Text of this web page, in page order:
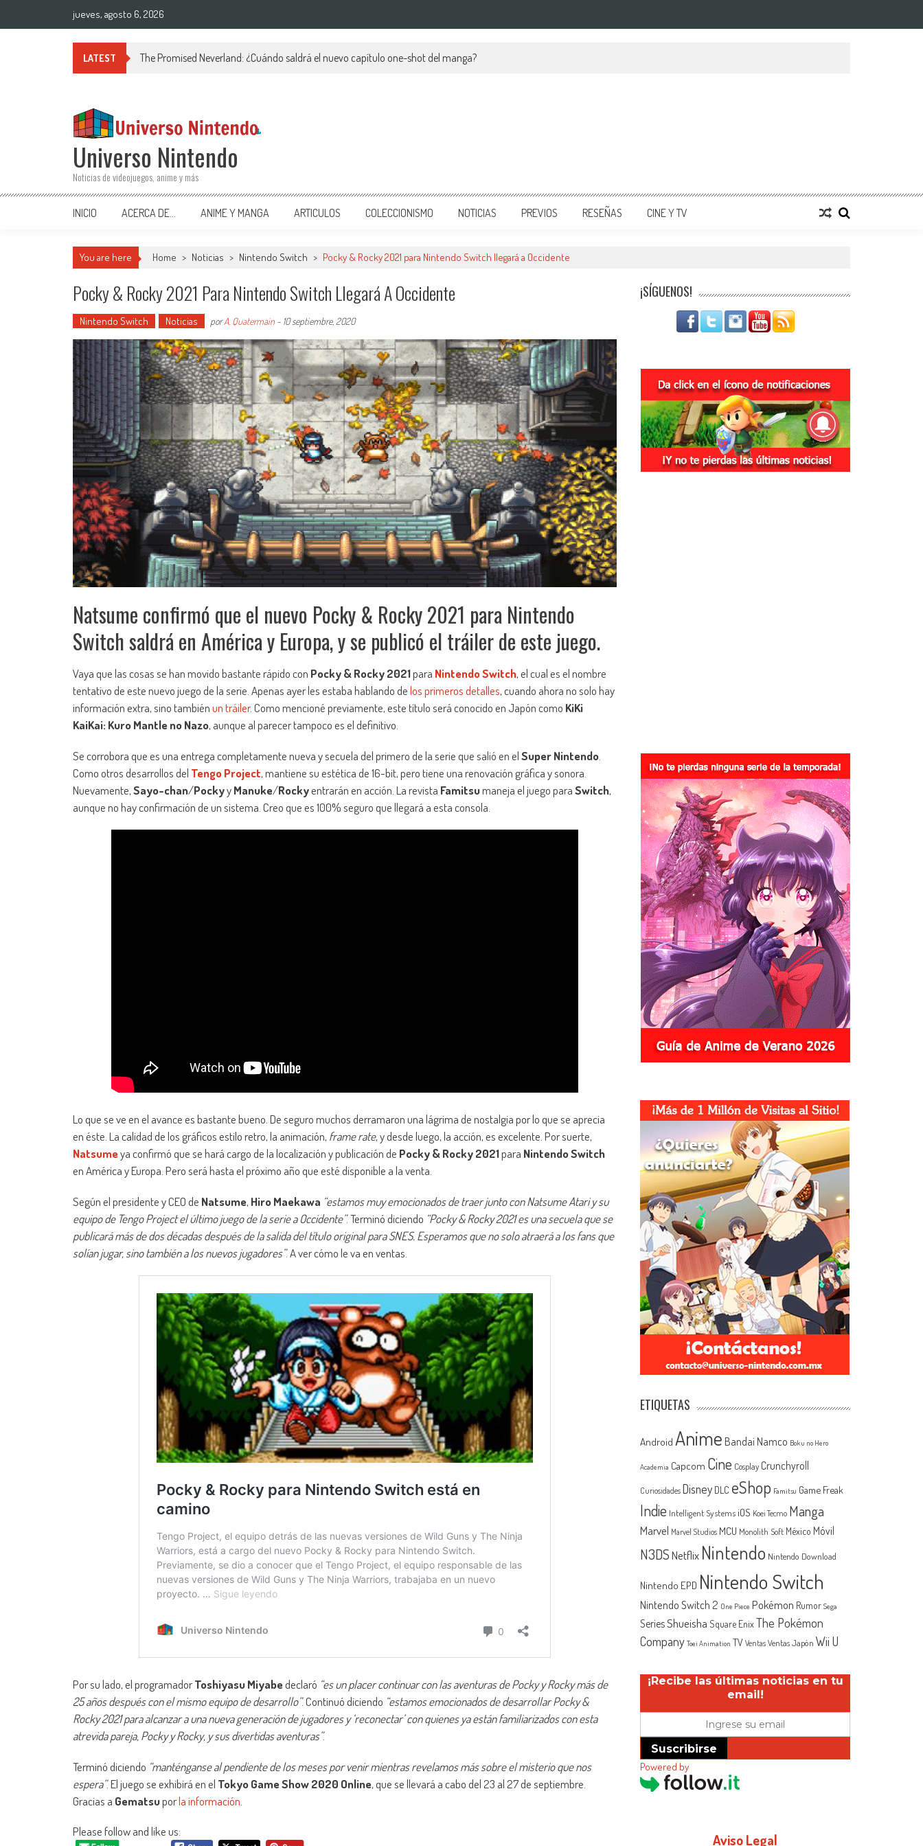
jueves, agosto 6, 2026
LATEST The Promised Neverland: ¿Cuándo saldrá el nuevo capítulo one-shot del manga?
Universo Nintendo
Noticias de videojuegos, anime y más
INICIO ACERCA DE… ANIME Y MANGA ARTICULOS COLECCIONISMO NOTICIAS PREVIOS RESEÑAS CINE Y TV
You are here Home > Noticias > Nintendo Switch > Pocky & Rocky 2021 para Nintendo Switch llegará a Occidente
Pocky & Rocky 2021 Para Nintendo Switch Llegará A Occidente
Nintendo Switch Noticias porA. Quatermain - 10 septiembre, 2020
Natsume confirmó que el nuevo Pocky & Rocky 2021 para Nintendo
Switch saldrá en América y Europa, y se publicó el tráiler de este juego.
Vaya que las cosas se han movido bastante rápido con Pocky & Rocky 2021para Nintendo Switch, el cual es el nombre
tentativo de este nuevo juego de la serie. Apenas ayer les estaba hablando delos primeros detalles, cuando ahora no solo hay
información extra, sino tambiénun tráiler. Como mencioné previamente, este título será conocido en Japón como KiKi
KaiKai: Kuro Mantle no Nazo, aunque al parecer tampoco es el definitivo.
Se corrobora que es una entrega completamente nueva y secuela del primero de la serie que salió en elSuper Nintendo.
Como otros desarrollos del Tengo Project, mantiene su estética de 16-bit, pero tiene una renovación gráfica y sonora.
Nuevamente,Sayo-chan/PockyyManuke/Rockyentrarán en acción. La revista Famitsumaneja el juego paraSwitch,
aunque no hay confirmación de un sistema. Creo que es 100% seguro que llegará a esta consola.
Lo que se ve en el avance es bastante bueno. De seguro muchos derramaron una lágrima de nostalgia por lo que se aprecia
en éste. La calidad de los gráficos estilo retro, la animación, frame rate, y desde luego, la acción, es excelente. Por suerte,
Natsumeya confirmó que se hará cargo de la localización y publicación de Pocky & Rocky 2021para Nintendo Switch
en América y Europa. Pero será hasta el próximo año que esté disponible a la venta.
Según el presidente y CEO de Natsume, Hiro Maekawa “estamos muy emocionados de traer junto con Natsume Atari y su
equipo de Tengo Project el último juego de la serie a Occidente”. Terminó diciendo “Pocky & Rocky 2021 es una secuela que se
publicará más de dos décadas después de la salida del título original para SNES. Esperamos que no solo atraerá a los fans que
solían jugar, sino también a los nuevos jugadores”. A ver cómo le va en ventas.
Por su lado, el programadorToshiyasu Miyabedeclaró “es un placer continuar con las aventuras de Pocky y Rocky más de
25 años después con el mismo equipo de desarrollo”. Continuó diciendo “estamos emocionados de desarrollar Pocky &
Rocky 2021 para alcanzar a una nueva generación de jugadores y ‘reconectar’ con quienes ya están familiarizados con esta
atrevida pareja, Pocky y Rocky, y sus divertidas aventuras”.
Terminó diciendo “manténganse al pendiente de los meses por venir mientras revelamos más sobre el misterio que nos
espera”. El juego se exhibirá en el Tokyo Game Show 2020 Online, que se llevará a cabo del 23 al 27 de septiembre.
Gracias a Gematsuporla información.
Please follow and like us:
¡SÍGUENOS!
ETIQUETAS
Android Anime Bandai Namco Boku no Hero
Academia Capcom Cine Cosplay Crunchyroll
Curiosidades Disney DLC eShop Famitsu Game Freak
Indie Intelligent Systems iOS Koei Tecmo Manga
Marvel Marvel Studios MCU Monolith Soft México Móvil
N3DSNetflix Nintendo Nintendo Download
Nintendo EPD Nintendo Switch
Nintendo Switch 2 One Piece Pokémon Rumor Sega
SeriesShueisha Square EnixThe Pokémon
Company Toei Animation TV Ventas Ventas Japón Wii U
¡Recibe las últimas noticias en tu
email!
Suscribirse
Powered by
Aviso Legal